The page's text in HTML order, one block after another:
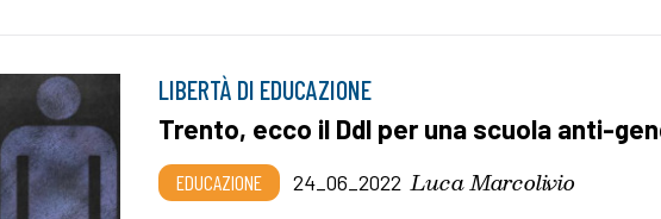
LIBERTÀ DI EDUCAZIONE
Trento, ecco il Ddl per una scuola anti-
EDUCAZIONE 24_06_2022 Luca Marcolivio